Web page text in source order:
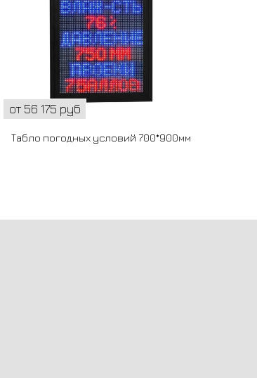
от 56 175 руб
Табло погодных условий 700*900мм